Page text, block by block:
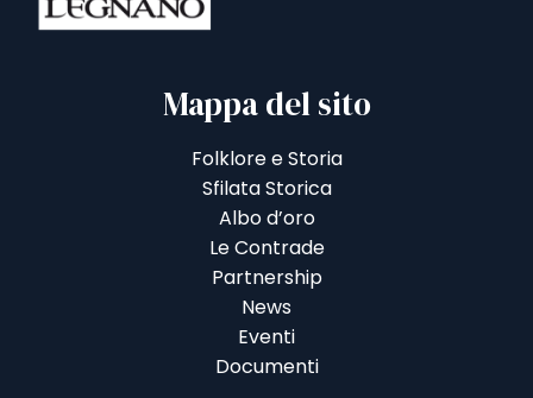
Mappa del sito
Folklore e Storia
Sfilata Storica
Albo d’oro
Le Contrade
Partnership
News
Eventi
Documenti